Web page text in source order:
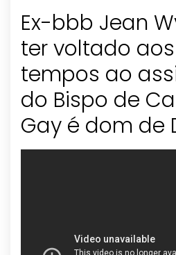
Ex-bbb Jean
ter voltado
tempos ao
do Bispo de
Gay é dom de